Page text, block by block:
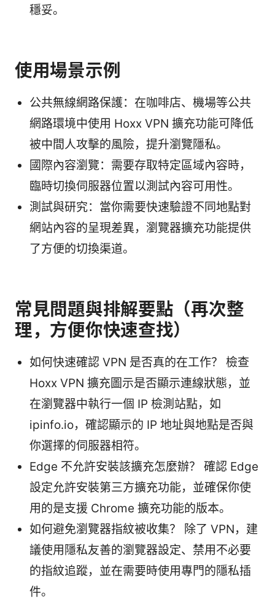
穩妥。
使用場景示例
公共無線網路保護：在咖啡店、機場等公共
網路環境中使用 Hoxx VPN 擴充功能可降低
被中間人攻擊的風險，提升瀏覽隱私。
國際內容瀏覽：需要存取特定區域內容時，
臨時切換伺服器位置以測試內容可用性。
測試與研究：當你需要快速驗證不同地點對
網站內容的呈現差異，瀏覽器擴充功能提供
了方便的切換渠道。
常見問題與排解要點（再次整
理，方便你快速查找）
如何快速確認 VPN 是否真的在工作？ 檢查
Hoxx VPN 擴充圖示是否顯示連線狀態，並
在瀏覽器中執行一個 IP 檢測站點，如
ipinfo.io，確認顯示的 IP 地址與地點是否與
你選擇的伺服器相符。
Edge 不允許安裝該擴充怎麼辦？ 確認 Edge
設定允許安裝第三方擴充功能，並確保你使
用的是支援 Chrome 擴充功能的版本。
如何避免瀏覽器指紋被收集？ 除了 VPN，建
議使用隱私友善的瀏覽器設定、禁用不必要
的指紋追蹤，並在需要時使用專門的隱私插
件。